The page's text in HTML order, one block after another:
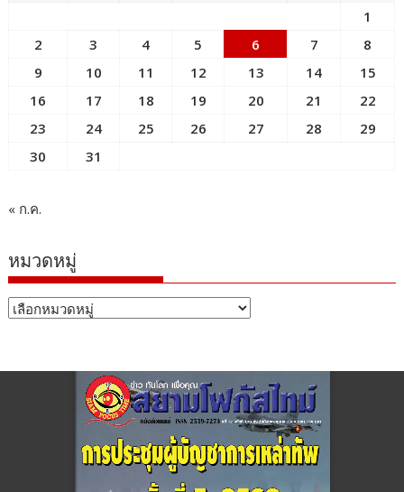
1
2
3 4 5 6 7
8
9
10 11 12 13 14
15
16
17 18 19 20 21
22
23
24 25 26 27 28
29
30
31
« ก.ค.
หมวดหมู่
หมวด